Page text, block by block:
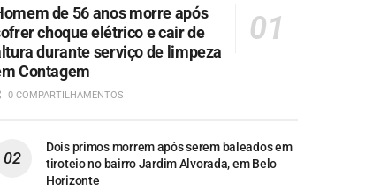
de 56 anos morre após
choque elétrico e cair de
durante serviço de limpeza
Contagem
0 COMPARTILHAMENTOS
Dois primos morrem após serem baleados em
tiroteio no bairro Jardim Alvorada, em Belo
Horizonte